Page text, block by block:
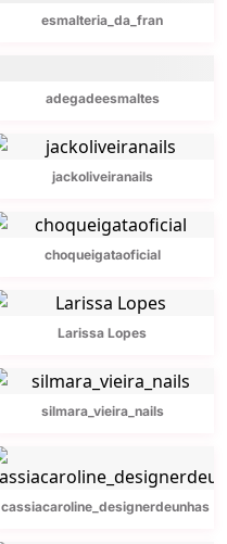
esmalteria_da_fran
adegadeesmaltes
jackoliveiranails
choqueigataoficial
Larissa Lopes
silmara_vieira_nails
cassiacaroline_designerdeunhas